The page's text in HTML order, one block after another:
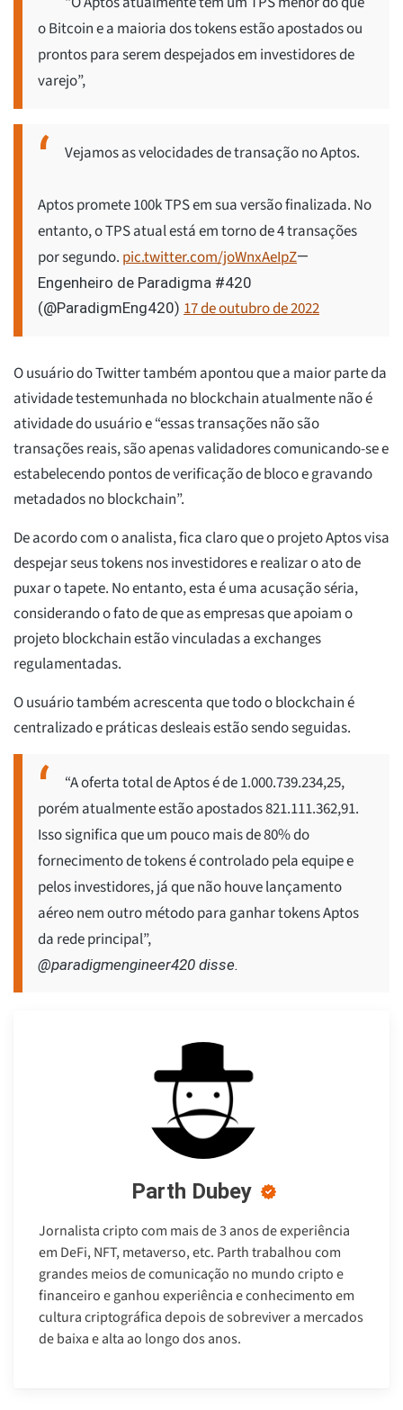
o Bitcoin e a maioria dos tokens estão apostados ou
prontos para serem despejados em investidores de
varejo”,
Vejamos as velocidades de transação no Aptos.
Aptos promete 100k TPS em sua versão finalizada. No
entanto, o TPS atual está em torno de 4 transações
por segundo. pic.twitter.com/joWnxAeIpZ—
Engenheiro de Paradigma #420
(@ParadigmEng420) 17 de outubro de 2022
O usuário do Twitter também apontou que a maior parte da
atividade testemunhada no blockchain atualmente não é
atividade do usuário e “essas transações não são
transações reais, são apenas validadores comunicando-se e
estabelecendo pontos de verificação de bloco e gravando
metadados no blockchain”.
De acordo com o analista, fica claro que o projeto Aptos visa
despejar seus tokens nos investidores e realizar o ato de
puxar o tapete. No entanto, esta é uma acusação séria,
considerando o fato de que as empresas que apoiam o
projeto blockchain estão vinculadas a exchanges
regulamentadas.
O usuário também acrescenta que todo o blockchain é
centralizado e práticas desleais estão sendo seguidas.
“A oferta total de Aptos é de 1.000.739.234,25,
porém atualmente estão apostados 821.111.362,91.
Isso significa que um pouco mais de 80% do
fornecimento de tokens é controlado pela equipe e
pelos investidores, já que não houve lançamento
aéreo nem outro método para ganhar tokens Aptos
da rede principal”,
@paradigmengineer420 disse.
Parth Dubey
Jornalista cripto com mais de 3 anos de experiência
em DeFi, NFT, metaverso, etc. Parth trabalhou com
grandes meios de comunicação no mundo cripto e
financeiro e ganhou experiência e conhecimento em
cultura criptográfica depois de sobreviver a mercados
de baixa e alta ao longo dos anos.